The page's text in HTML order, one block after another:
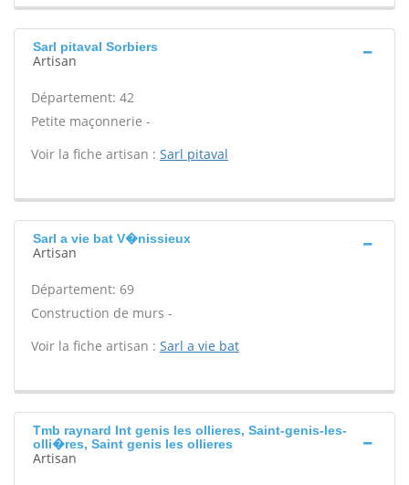
Sarl pitaval Sorbiers
Artisan
Département: 42
Petite maçonnerie -
Voir la fiche artisan : Sarl pitaval
Sarl a vie bat V�nissieux
Artisan
Département: 69
Construction de murs -
Voir la fiche artisan : Sarl a vie bat
Tmb raynard Int genis les ollieres, Saint-genis-les-
olli�res, Saint genis les ollieres
Artisan